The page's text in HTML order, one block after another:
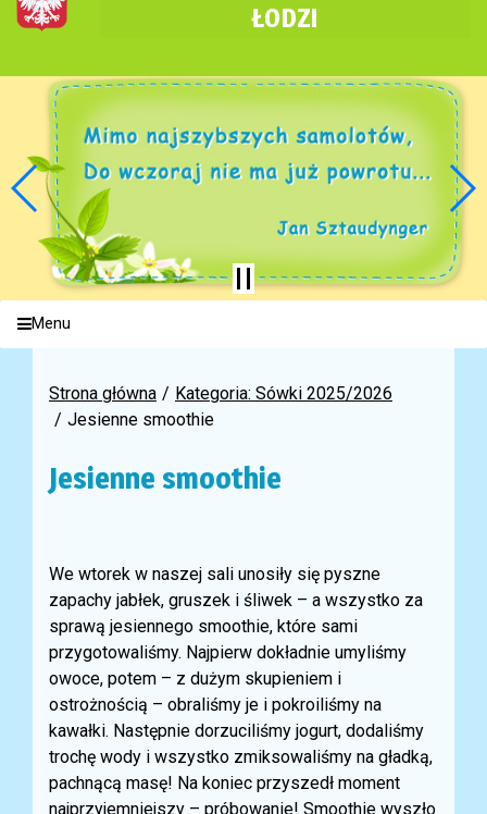
ŁODZI
Menu
Strona główna
Kategoria: Sówki 2025/2026
Jesienne smoothie
Jesienne smoothie
We wtorek w naszej sali unosiły się pyszne
zapachy jabłek, gruszek i śliwek – a wszystko za
sprawą jesiennego smoothie, które sami
przygotowaliśmy. Najpierw dokładnie umyliśmy
owoce, potem – z dużym skupieniem i
ostrożnością – obraliśmy je i pokroiliśmy na
kawałki. Następnie dorzuciliśmy jogurt, dodaliśmy
trochę wody i wszystko zmiksowaliśmy na gładką,
pachnącą masę! Na koniec przyszedł moment
najprzyjemniejszy – próbowanie! Smoothie wyszło